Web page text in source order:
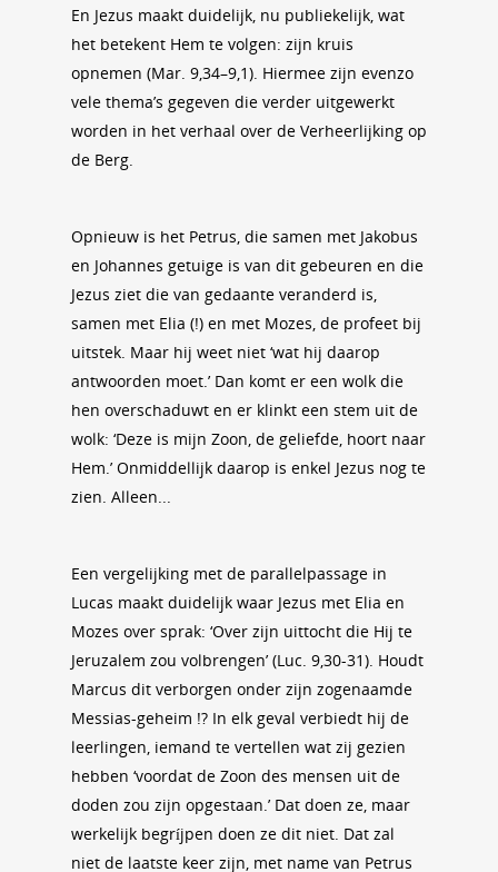
En Jezus maakt duidelijk, nu publiekelijk, wat
het betekent Hem te volgen: zijn kruis
opnemen (Mar. 9,34–9,1). Hiermee zijn evenzo
vele thema’s gegeven die verder uitgewerkt
worden in het verhaal over de Verheerlijking op
de Berg.
Opnieuw is het Petrus, die samen met Jakobus
en Johannes getuige is van dit gebeuren en die
Jezus ziet die van gedaante veranderd is,
samen met Elia (!) en met Mozes, de profeet bij
uitstek. Maar hij weet niet ‘wat hij daarop
antwoorden moet.’ Dan komt er een wolk die
hen overschaduwt en er klinkt een stem uit de
wolk: ‘Deze is mijn Zoon, de geliefde, hoort naar
Hem.’ Onmiddellijk daarop is enkel Jezus nog te
zien. Alleen...
Een vergelijking met de parallelpassage in
Lucas maakt duidelijk waar Jezus met Elia en
Mozes over sprak: ‘Over zijn uittocht die Hij te
Jeruzalem zou volbrengen’ (Luc. 9,30-31). Houdt
Marcus dit verborgen onder zijn zogenaamde
Messias-geheim !? In elk geval verbiedt hij de
leerlingen, iemand te vertellen wat zij gezien
hebben ‘voordat de Zoon des mensen uit de
doden zou zijn opgestaan.’ Dat doen ze, maar
werkelijk begríjpen doen ze dit niet. Dat zal
niet de laatste keer zijn, met name van Petrus